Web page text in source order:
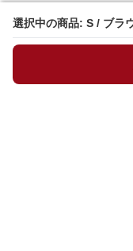
選択中の商品: S / ブラ
選択中の商品: S / ブラ